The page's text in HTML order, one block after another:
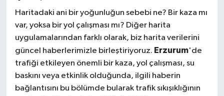
Haritadaki ani bir yoğunluğun sebebi ne? Bir kaza mı
var, yoksa bir yol çalışması mı? Diğer harita
uygulamalarından farklı olarak, biz harita verilerini
güncel haberlerimizle birleştiriyoruz. Erzurum'de
trafiği etkileyen önemli bir kaza, yol çalışması, su
baskını veya etkinlik olduğunda, ilgili haberin
bağlantısını bu bölümde bularak trafik sıkışıklığının